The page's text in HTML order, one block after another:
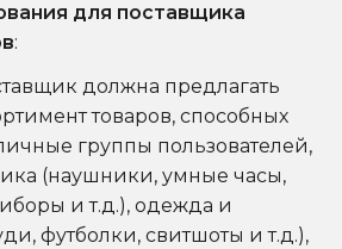
для поставщика
:
должна предлагать
товаров, способных
группы пользователей,
(наушники, умные часы,
и т.д.), одежда и
футболки, свитшоты и т.д.),